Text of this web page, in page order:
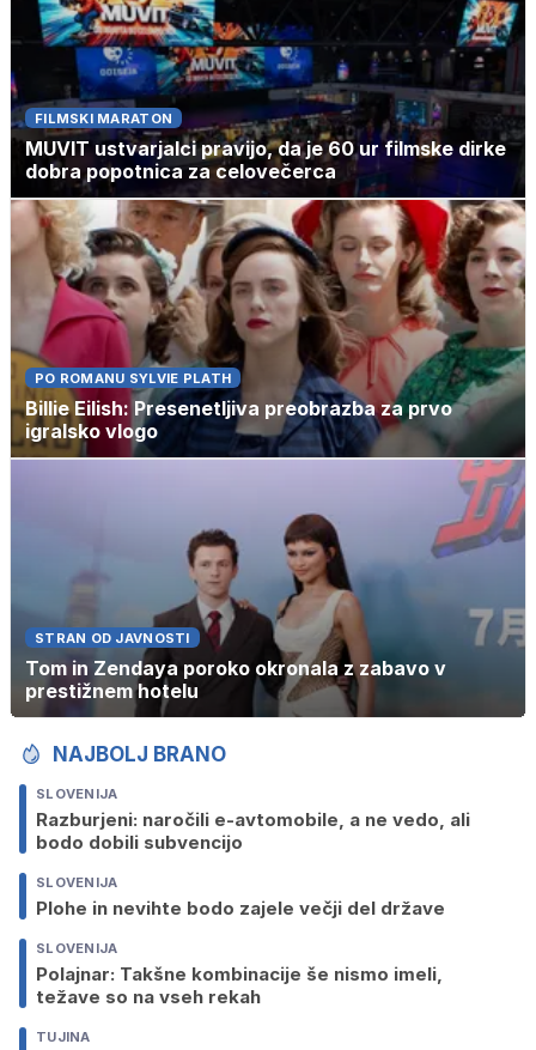
FILMSKI MARATON
MUVIT ustvarjalci pravijo, da je 60 ur filmske dirke
dobra popotnica za celovečerca
PO ROMANU SYLVIE PLATH
Billie Eilish: Presenetljiva preobrazba za prvo
igralsko vlogo
STRAN OD JAVNOSTI
Tom in Zendaya poroko okronala z zabavo v
prestižnem hotelu
NAJBOLJ BRANO
SLOVENIJA
Razburjeni: naročili e-avtomobile, a ne vedo, ali
bodo dobili subvencijo
SLOVENIJA
Plohe in nevihte bodo zajele večji del države
SLOVENIJA
Polajnar: Takšne kombinacije še nismo imeli,
težave so na vseh rekah
TUJINA